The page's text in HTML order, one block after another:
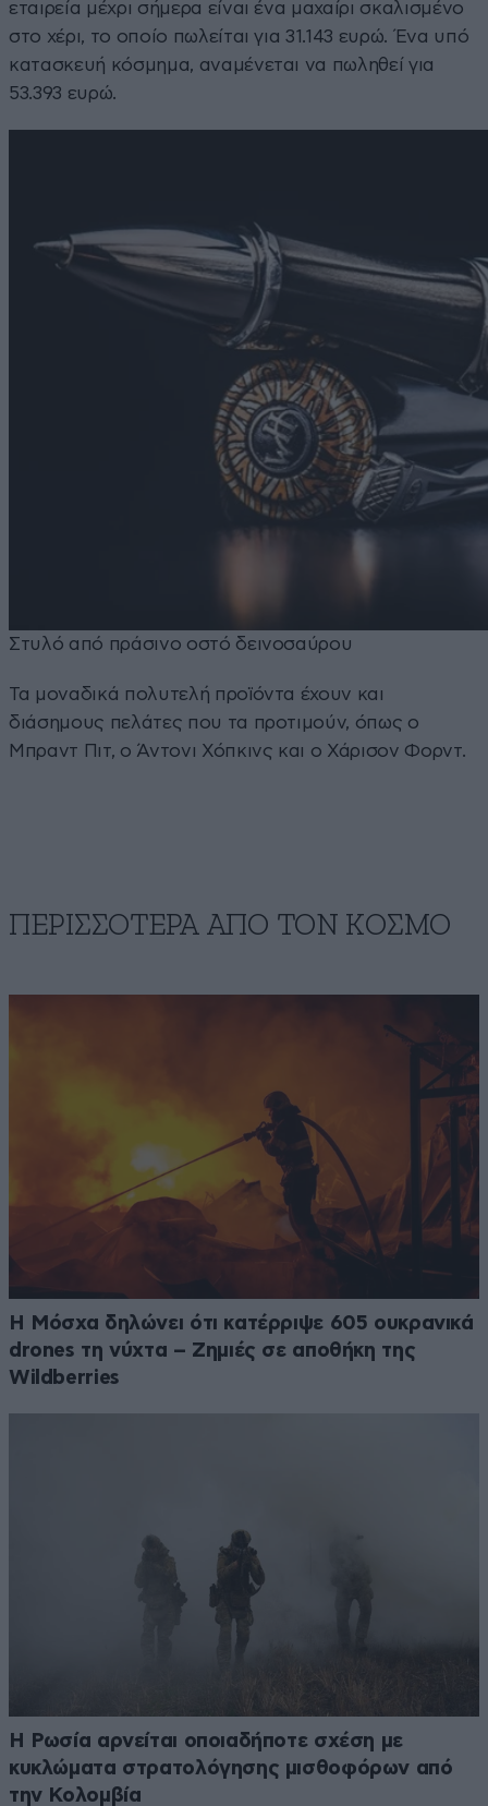
εταιρεία μέχρι σήμερα είναι ένα μαχαίρι σκαλισμένο
στο χέρι, το οποίο πωλείται για 31.143 ευρώ. Ένα υπό
κατασκευή κόσμημα, αναμένεται να πωληθεί για
53.393 ευρώ.
Στυλό από πράσινο οστό δεινοσαύρου
Τα μοναδικά πολυτελή προϊόντα έχουν και
διάσημους πελάτες που τα προτιμούν, όπως ο
Μπραντ Πιτ, ο Άντονι Χόπκινς και ο Χάρισον Φορντ.
ΠΕΡΙΣΣΟΤΕΡΑ ΑΠΟ ΤΟΝ ΚΟΣΜΟ
Η Μόσχα δηλώνει ότι κατέρριψε 605 ουκρανικά
drones τη νύχτα – Zημιές σε αποθήκη της
Wildberries
Η Ρωσία αρνείται οποιαδήποτε σχέση με
κυκλώματα στρατολόγησης μισθοφόρων από
την Κολομβία